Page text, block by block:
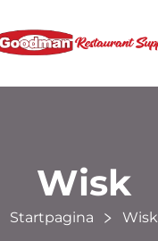
Wisk
Startpagina Wisk